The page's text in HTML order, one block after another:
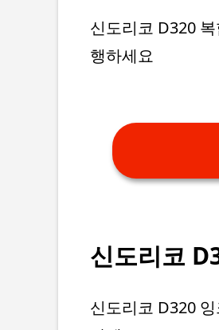
신도리코 D320
행하세요
신도리코
신도리코 D320